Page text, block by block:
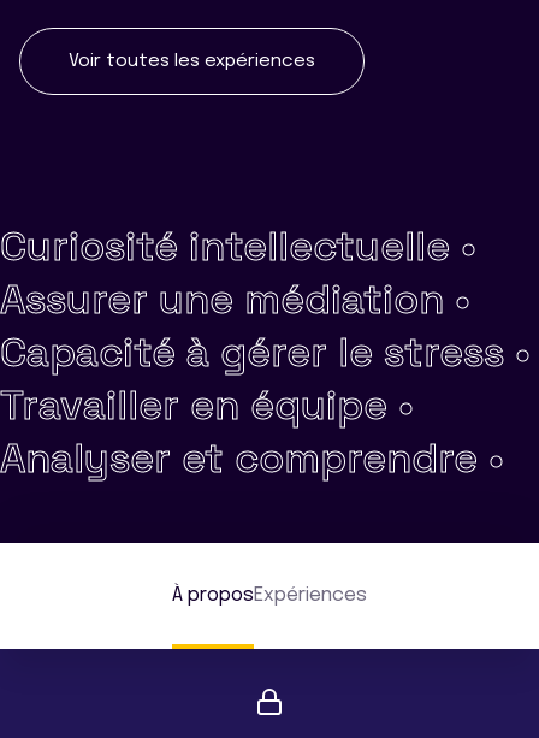
Voir toutes les expériences
Curiosité intellectuelle •
Assurer une médiation •
Capacité à gérer le stress •
Travailler en équipe •
Analyser et comprendre •
À proposExpériences